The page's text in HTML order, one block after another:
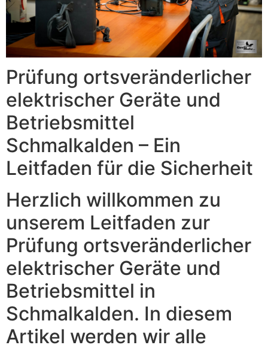
Prüfung ortsveränderlicher
elektrischer Geräte und
Betriebsmittel
Schmalkalden – Ein
Leitfaden für die Sicherheit
Herzlich willkommen zu
unserem Leitfaden zur
Prüfung ortsveränderlicher
elektrischer Geräte und
Betriebsmittel in
Schmalkalden. In diesem
Artikel werden wir alle